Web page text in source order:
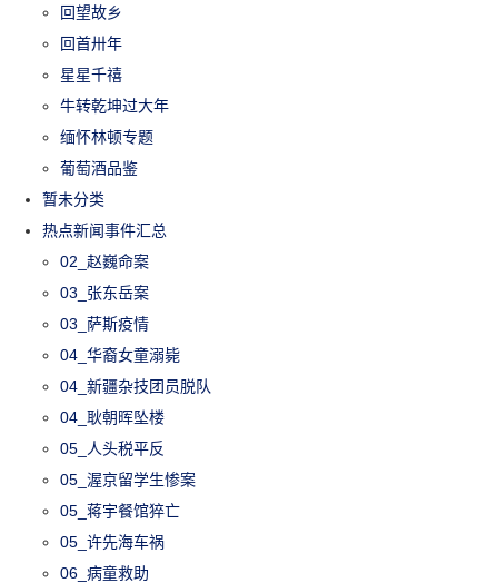
回望故乡
回首卅年
星星千禧
牛转乾坤过大年
缅怀林顿专题
葡萄酒品鉴
暂未分类
热点新闻事件汇总
02_赵巍命案
03_张东岳案
03_萨斯疫情
04_华裔女童溺毙
04_新疆杂技团员脱队
04_耿朝晖坠楼
05_人头税平反
05_渥京留学生惨案
05_蒋宇餐馆猝亡
05_许先海车祸
06_病童救助